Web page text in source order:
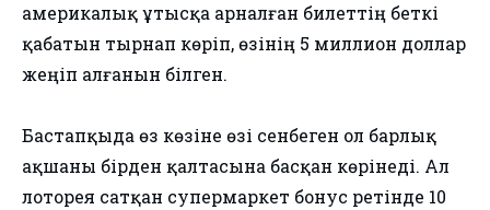
америкалық ұтысқа арналған билеттің беткі
қабатын тырнап көріп, өзінің 5 миллион доллар
жеңіп алғанын білген.
Бастапқыда өз көзіне өзі сенбеген ол барлық
ақшаны бірден қалтасына басқан көрінеді. Ал
лоторея сатқан супермаркет бонус ретінде 10